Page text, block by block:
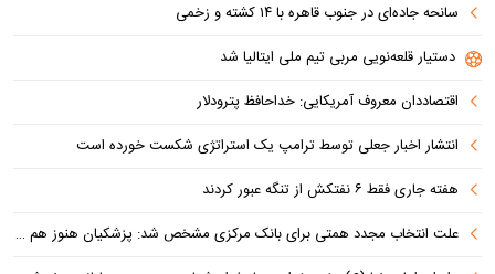
سانحه جاده‌ای در جنوب قاهره با ۱۴ کشته و زخمی
دستیار قلعه‌نویی مربی تیم ملی ایتالیا شد
اقتصاددان معروف آمریکایی: خداحافظ پترودلار
انتشار اخبار جعلی توسط ترامپ یک استراتژی شکست خورده است
هفته جاری فقط ۶ نفتکش از تنگه عبور کردند
علت انتخاب مجدد همتی برای بانک مرکزی مشخص شد: پزشکیان هنوز هم متوجه نشده است چرا همتی استیضاح شد!